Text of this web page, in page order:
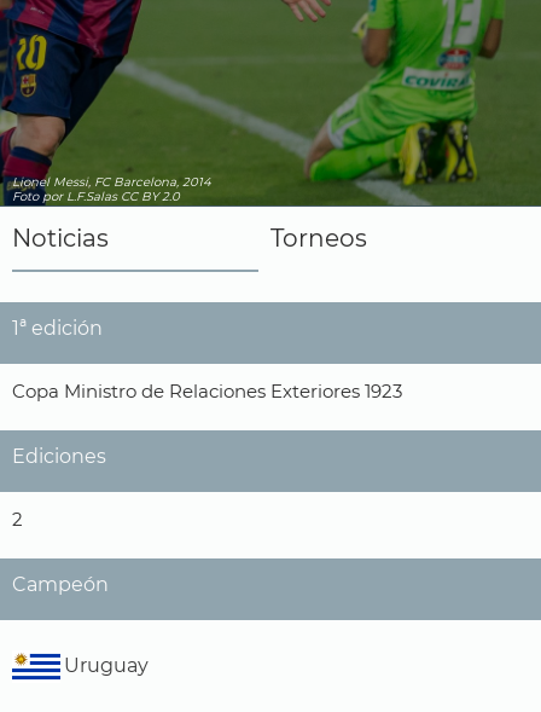
Lionel Messi, FC Barcelona, 2014
Fotopor L.F.Salas CC BY 2.0
Noticias Torneos
1ª edición
Copa Ministro de Relaciones Exteriores 1923
Ediciones
2
Campeón
Uruguay